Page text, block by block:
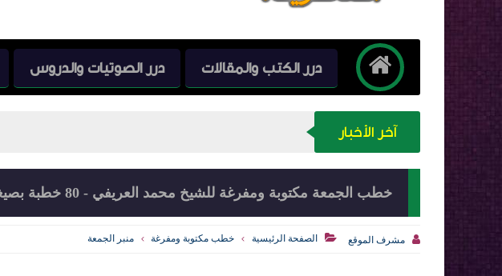
درر الكتب والمقالات درر الصوتيات والدروس
آخر الأخبار
خطب الجمعة مكتوبة ومفرغة للشيخ محمد العريفي - 80 خطبة بصيغة Word
 مشرف الموقع  الصفحة الرئيسية خطب مكتوبة ومفرغة منبر الجمعة